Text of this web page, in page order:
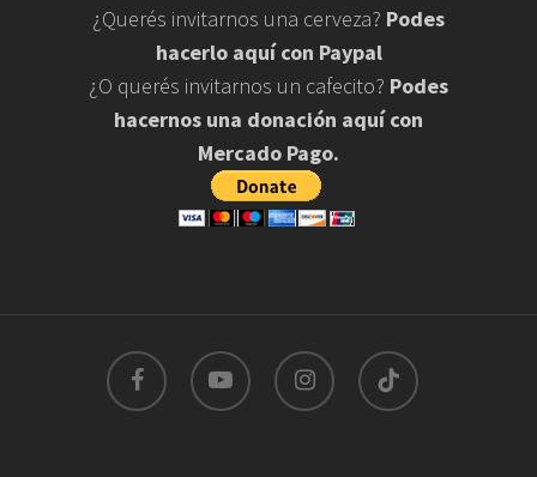
¿Querés invitarnos una cerveza? Podes
hacerlo aquí con Paypal
¿O querés invitarnos un cafecito? Podes
hacernos una donación aquí con
Mercado Pago.
facebook youtube instagram tiktok